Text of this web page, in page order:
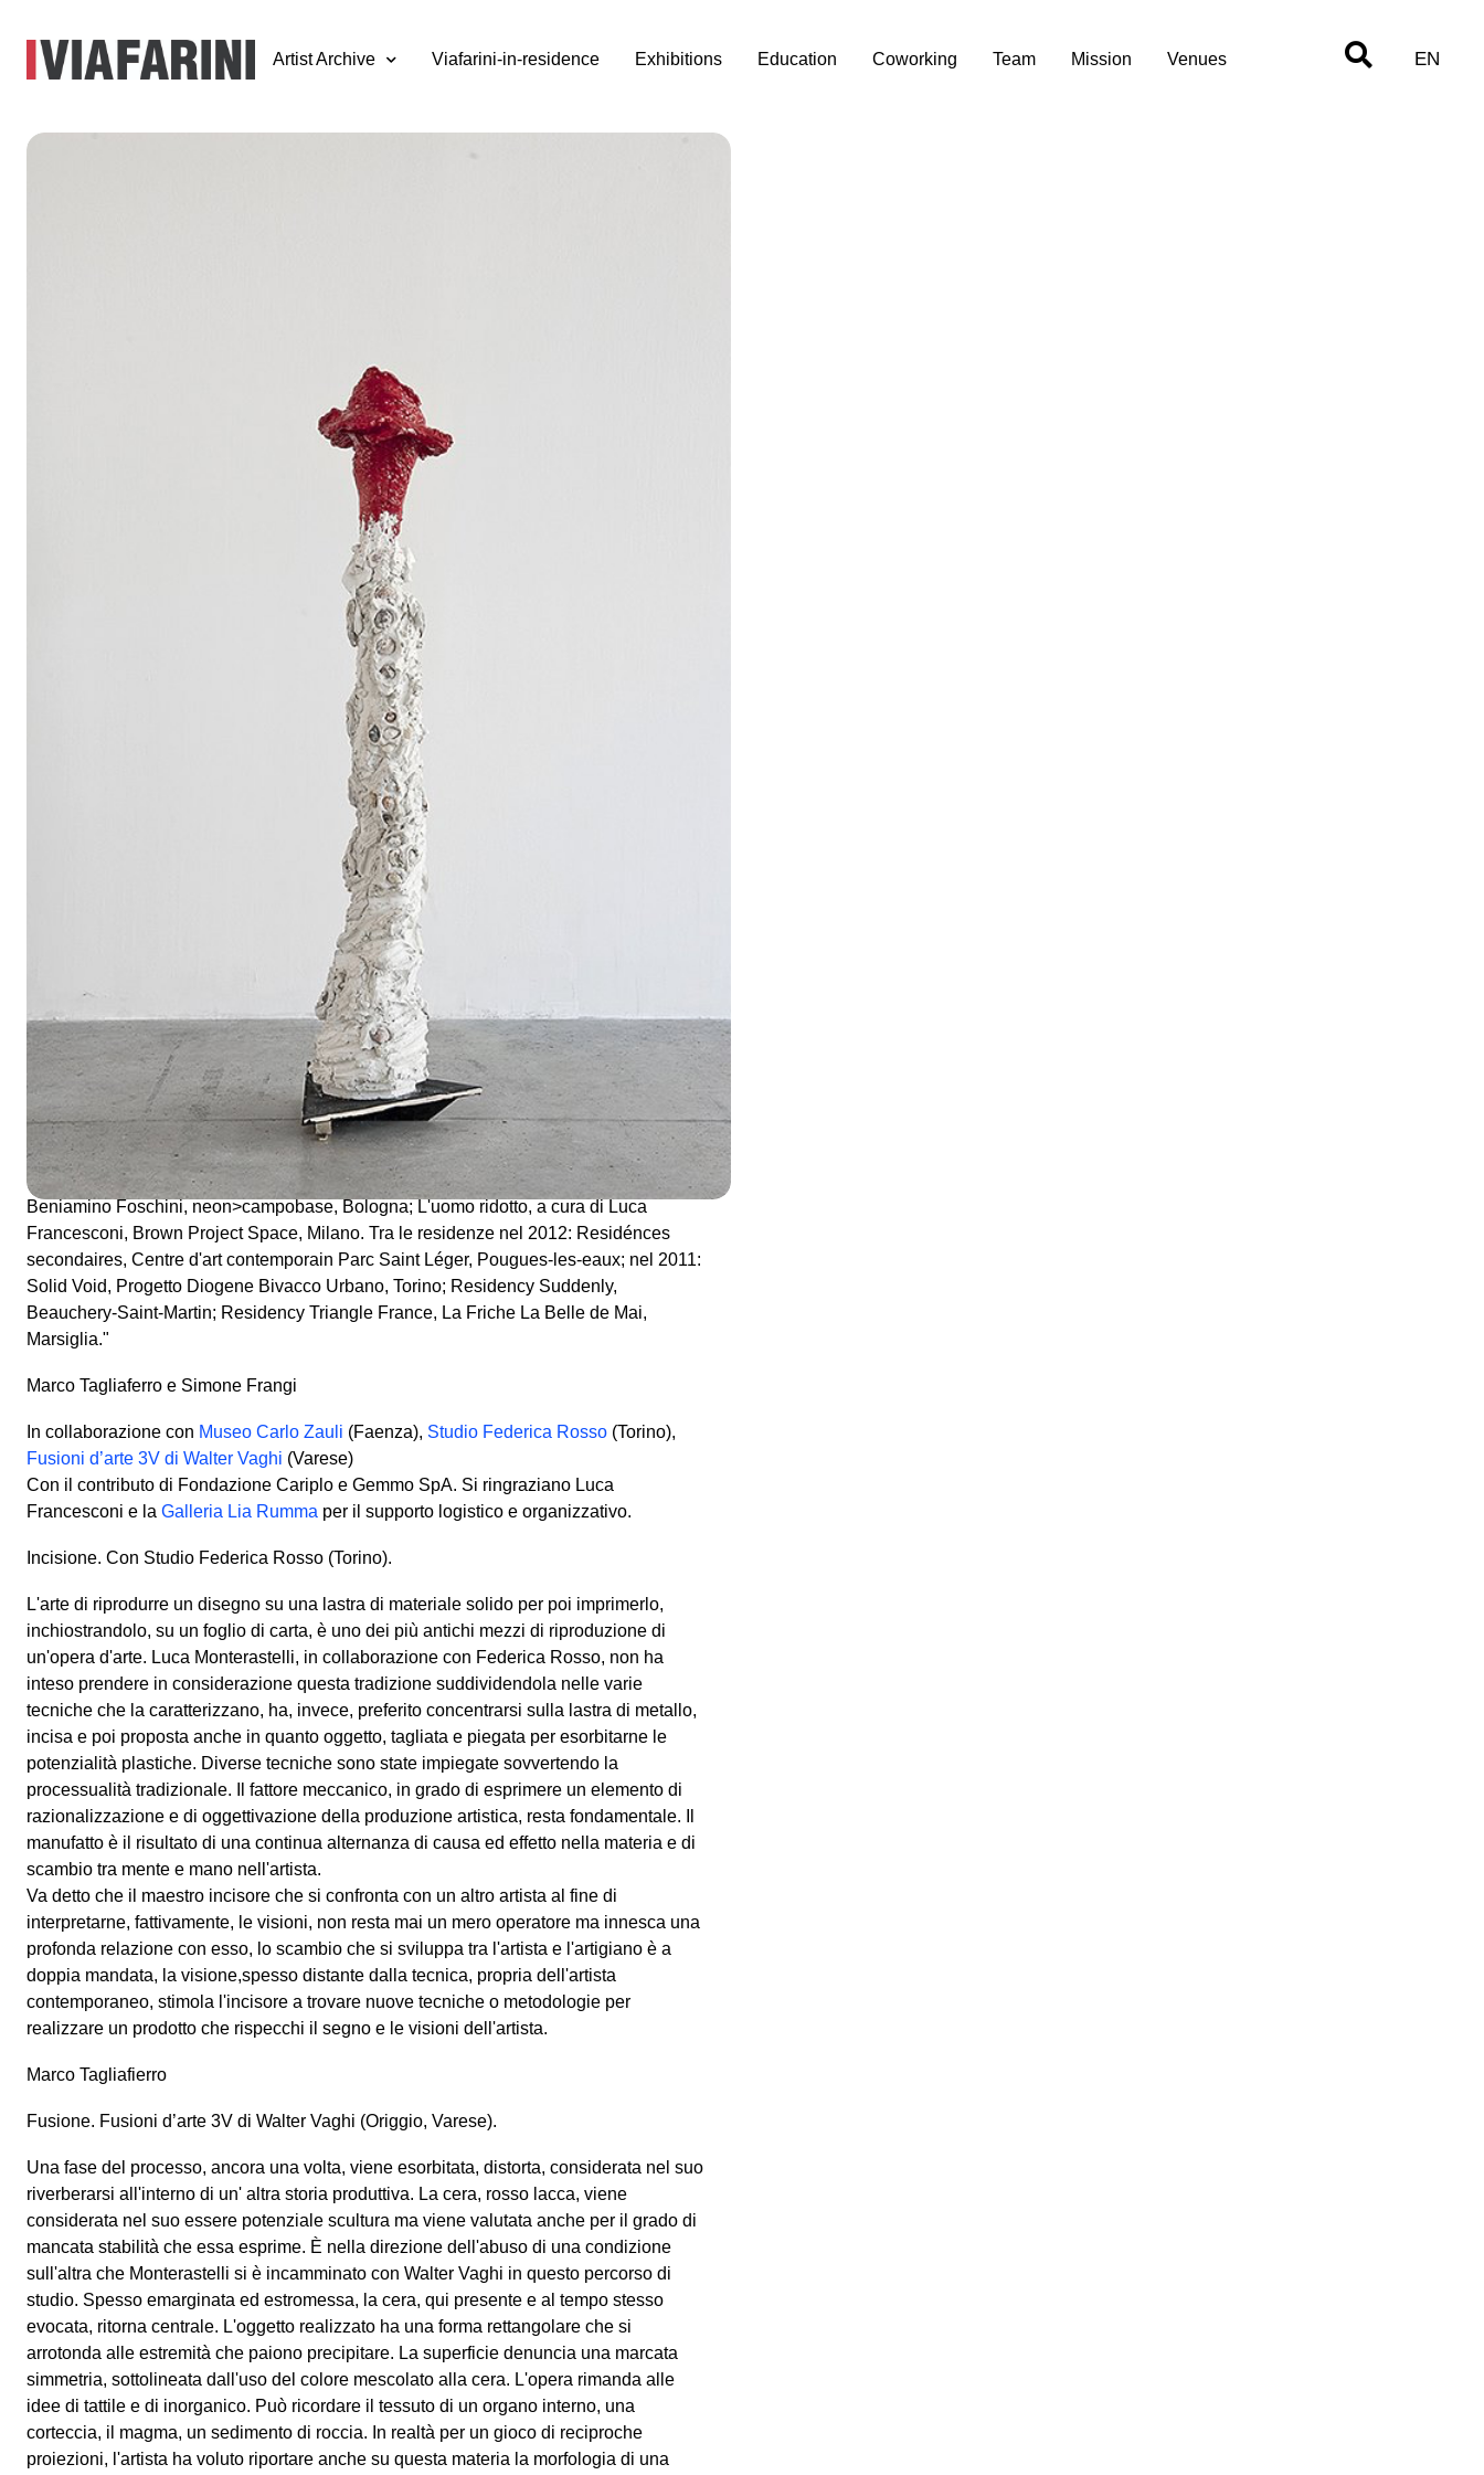
Artist Archive Viafarini-in-residence Exhibitions Education Coworking Team Mission Venues EN
a cura di Marco Tagliafierro e Simone Frangi
Luca Monterastellipresentata a Viafarini DOCVA nel mese di
giugno 2013 nasce come concretizzazione dell’impegno del non profit milanese
nell’agevolare l’interazione e il dialogo tra pratiche artistiche e produzioni laboratoriali,
artigianali e industriali. Affidando a Monterastelli l’esplorazione di quel momento
preciso in cui il confronto con la materia e con la tecnica specializzata torna a
posizionarsi al centro delle speculazioni estetiche degli artisti, Viafarini DOCVA torna a
ribadire uno dei filoni di ricerca che contraddistinguono la sua mission e che
animeranno la sua programmazione futura. Oltre a costituire legami di collaborazione
tra gli operatori dell'arte e quelli dell'impresa produttiva, testando diversi formati di
interazione possibili, questo episodio espositivo testimonia come il trasferimento di
strategie e abilità tra le arti visive e discipline altre con cui esse entrano in contatto
imprime un’accelerazione al processo creativo e al processo produttivo di natura più
La mostra è introdotta, alle ore 17.30, da una conversazione tra l’artista, i curatori e le
tre realtà produttive, in occasione della quale si presenterà il percorso dell’artista e una
serie di pubblicazioni e documenti relativi alle attività dei tre partner del progetto.
Luca Monterastelli
tra le mostre personali: 2012: open studio Parc Saint Léger, Centre
d'art contemporain Parc Saint Léger, Pougues-les-eaux (F); Graceland – Chez Néon –
Diffuseur d'Art Contemporain, Lione; 2011: La camera degli sposi – a work for a couple,
MARS, Milan Artist Run Space, Milano. Tra le mostre collettive nel 2013: Senza Titolo,
Michele Guido, Domenico Antonio Mancini, Luca Monterastelli, Lia Rumma, Napoli; nel
2012: MARS mission, Geh8, Dresda; nel 2011: Un problème insoluble, La Friche la
Belle de Mai, Marsiglia; nel 2010: Una luce rischiara l'oscuro scrutare. La morte non sa
leggere, a cura Marco Tagliafierro, galleria 1+1 Milano; All strange away, a cura di
Beniamino Foschini, neon>campobase, Bologna; L'uomo ridotto, a cura di Luca
Francesconi, Brown Project Space, Milano. Tra le residenze nel 2012: Residénces
secondaires, Centre d'art contemporain Parc Saint Léger, Pougues-les-eaux; nel 2011:
Solid Void, Progetto Diogene Bivacco Urbano, Torino; Residency Suddenly,
Beauchery-Saint-Martin; Residency Triangle France, La Friche La Belle de Mai,
Marsiglia."
Marco Tagliaferro e Simone Frangi
In collaborazione con Museo Carlo Zauli (Faenza), Studio Federica Rosso (Torino),
Fusioni d’arte 3V di Walter Vaghi (Varese)
Con il contributo di Fondazione Cariplo e Gemmo SpA. Si ringraziano Luca
Francesconi e la Galleria Lia Rumma per il supporto logistico e organizzativo.
Incisione. Con Studio Federica Rosso (Torino).
L'arte di riprodurre un disegno su una lastra di materiale solido per poi imprimerlo,
inchiostrandolo, su un foglio di carta, è uno dei più antichi mezzi di riproduzione di
un'opera d'arte. Luca Monterastelli, in collaborazione con Federica Rosso, non ha
inteso prendere in considerazione questa tradizione suddividendola nelle varie
tecniche che la caratterizzano, ha, invece, preferito concentrarsi sulla lastra di metallo,
incisa e poi proposta anche in quanto oggetto, tagliata e piegata per esorbitarne le
potenzialità plastiche. Diverse tecniche sono state impiegate sovvertendo la
processualità tradizionale. Il fattore meccanico, in grado di esprimere un elemento di
razionalizzazione e di oggettivazione della produzione artistica, resta fondamentale. Il
manufatto è il risultato di una continua alternanza di causa ed effetto nella materia e di
scambio tra mente e mano nell'artista.
Va detto che il maestro incisore che si confronta con un altro artista al fine di
interpretarne, fattivamente, le visioni, non resta mai un mero operatore ma innesca una
profonda relazione con esso, lo scambio che si sviluppa tra l'artista e l'artigiano è a
doppia mandata, la visione,spesso distante dalla tecnica, propria dell'artista
contemporaneo, stimola l'incisore a trovare nuove tecniche o metodologie per
realizzare un prodotto che rispecchi il segno e le visioni dell'artista.
Marco Tagliafierro
Fusione. Fusioni d’arte 3V di Walter Vaghi (Origgio, Varese).
Una fase del processo, ancora una volta, viene esorbitata, distorta, considerata nel suo
riverberarsi all'interno di un' altra storia produttiva. La cera, rosso lacca, viene
considerata nel suo essere potenziale scultura ma viene valutata anche per il grado di
mancata stabilità che essa esprime. È nella direzione dell'abuso di una condizione
sull'altra che Monterastelli si è incamminato con Walter Vaghi in questo percorso di
studio. Spesso emarginata ed estromessa, la cera, qui presente e al tempo stesso
evocata, ritorna centrale. L'oggetto realizzato ha una forma rettangolare che si
arrotonda alle estremità che paiono precipitare. La superficie denuncia una marcata
simmetria, sottolineata dall'uso del colore mescolato alla cera. L'opera rimanda alle
idee di tattile e di inorganico. Può ricordare il tessuto di un organo interno, una
corteccia, il magma, un sedimento di roccia. In realtà per un gioco di reciproche
proiezioni, l'artista ha voluto riportare anche su questa materia la morfologia di una